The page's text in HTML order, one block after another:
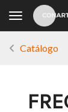
Toggle
Catálogo